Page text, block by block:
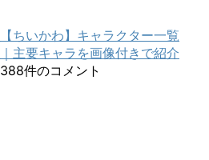
【ちいかわ】キャラクター一覧
｜主要キャラを画像付きで紹介
388件のコメント